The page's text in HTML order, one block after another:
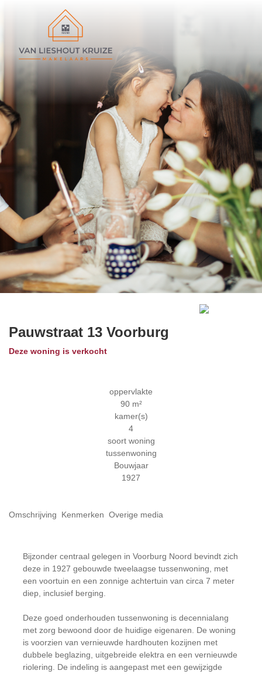
Pauwstraat 13 Voorburg
Deze woning is verkocht
oppervlakte
90 m²
kamer(s)
4
soort woning
tussenwoning
Bouwjaar
1927
Omschrijving Kenmerken Overige media
Bijzonder centraal gelegen in Voorburg Noord bevindt zich
deze in 1927 gebouwde tweelaagse tussenwoning, met
een voortuin en een zonnige achtertuin van circa 7 meter
diep, inclusief berging.
Deze goed onderhouden tussenwoning is decennialang
met zorg bewoond door de huidige eigenaren. De woning
is voorzien van vernieuwde hardhouten kozijnen met
dubbele beglazing, uitgebreide elektra en een vernieuwde
riolering. De indeling is aangepast met een gewijzigde